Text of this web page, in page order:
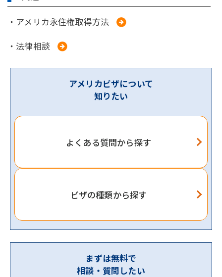
・アメリカ永住権取得方法
・法律相談
アメリカビザについて
知りたい
よくある質問から探す
ビザの種類から探す
まずは無料で
相談・質問したい